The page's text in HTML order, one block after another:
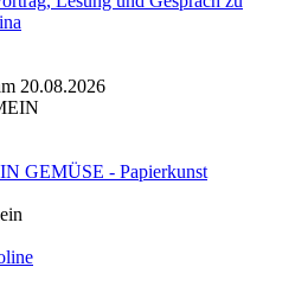
20.08.2026
GEMÜSE - Papierkunst